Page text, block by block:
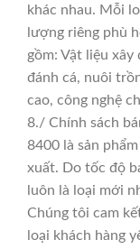
khác nhau. Mỗi
lượng riêng phù
gồm: Vật liệu
đánh cá, nuôi
cao, công nghệ
8./ Chính sách
8400 là sản
xuất. Do tốc độ
luôn là loại mới
Chúng tôi cam
loại khách hàng